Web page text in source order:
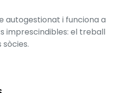
autogestionat i funciona a
imprescindibles: el treball